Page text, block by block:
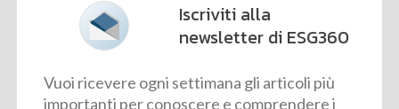
Iscriviti alla
newsletter di ESG360
Vuoi ricevere ogni settimana gli articoli più
importanti per conoscere e comprendere i